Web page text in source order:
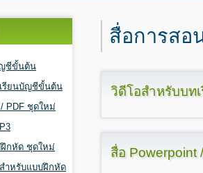
ชีขั้นต้น
รียนบัญชีขั้นต้น
PDF ชุดใหม่
กหัด ชุดใหม่
ำหรับแบบฝึกหัด
สื่อการสอ
วิดีโอสำหรับบท
สื่อ Powerpoint